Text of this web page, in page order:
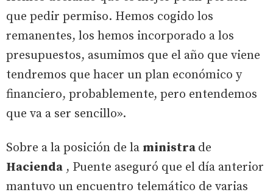
que pedir permiso. Hemos cogido los
remanentes, los hemos incorporado a los
presupuestos, asumimos que el año que viene
tendremos que hacer un plan económico y
financiero, probablemente, pero entendemos
que va a ser sencillo».
Sobre a la posición de la ministra de
Hacienda , Puente aseguró que el día anterior
mantuvo un encuentro telemático de varias